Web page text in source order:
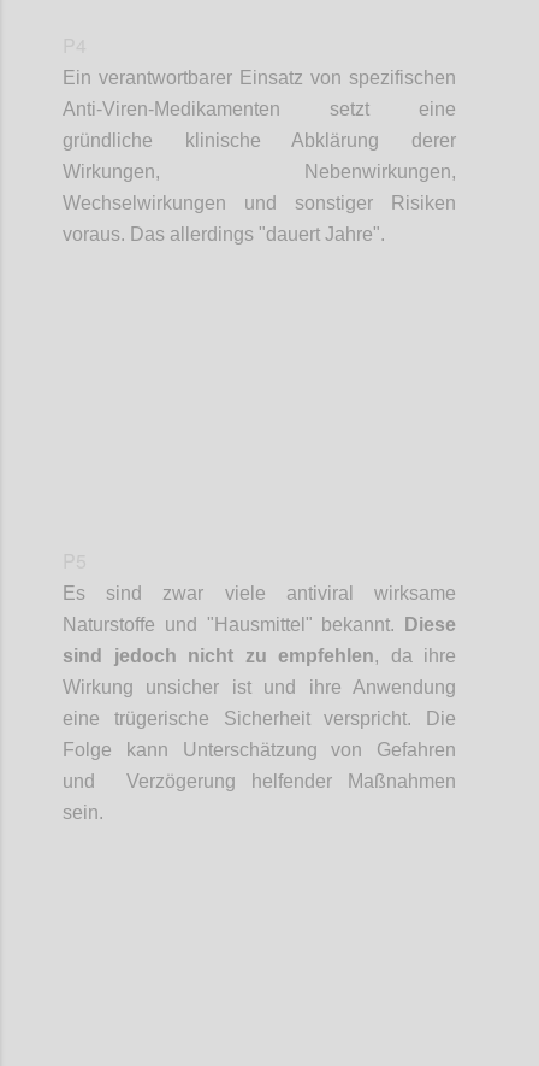
Ein verantwortbarer Einsatz von spezifischen
Anti-Viren-Medikamenten setzt eine
gründliche klinische Abklärung derer
Wirkungen, Nebenwirkungen,
Wechselwirkungen und sonstiger Risiken
voraus. Das allerdings "dauert Jahre".
Es sind zwar viele antiviral wirksame
Naturstoffe und "Hausmittel" bekannt.
Diese
sind jedoch nicht zu empfehlen, da ihre
Wirkung unsicher ist und ihre Anwendung
eine trügerische Sicherheit verspricht. Die
Folge kann Unterschätzung von Gefahren
und Verzögerung helfender Maßnahmen
sein.